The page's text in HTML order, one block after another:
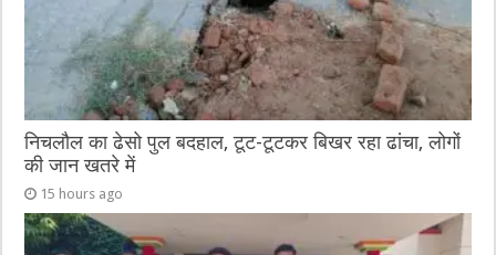
निचलौल का ढेसो पुल बदहाल, टूट-टूटकर बिखर रहा ढांचा, लोगों
की जान खतरे में
15 hours ago